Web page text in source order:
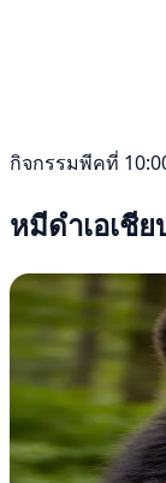
กิจกรรมพีคที่
หมีดำเอเชี